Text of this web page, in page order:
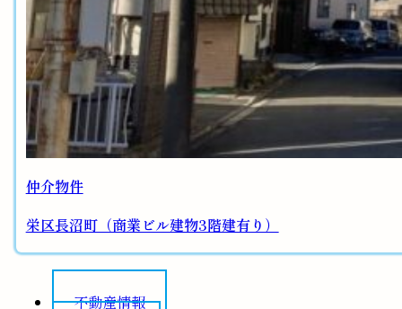
仲介物件
栄区長沼町（商業ビル建物3階建有り）
不動産情報